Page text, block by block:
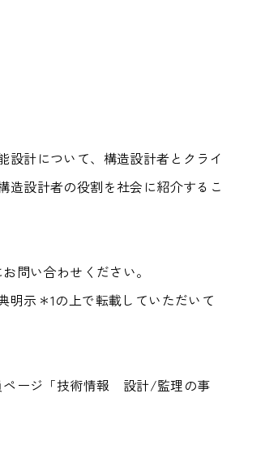
計について、構造設計者とクライ
造設計者の役割を社会に紹介するこ
問い合わせください。
示＊1の上で転載していただいて
ージ「技術情報 設計/監理の事